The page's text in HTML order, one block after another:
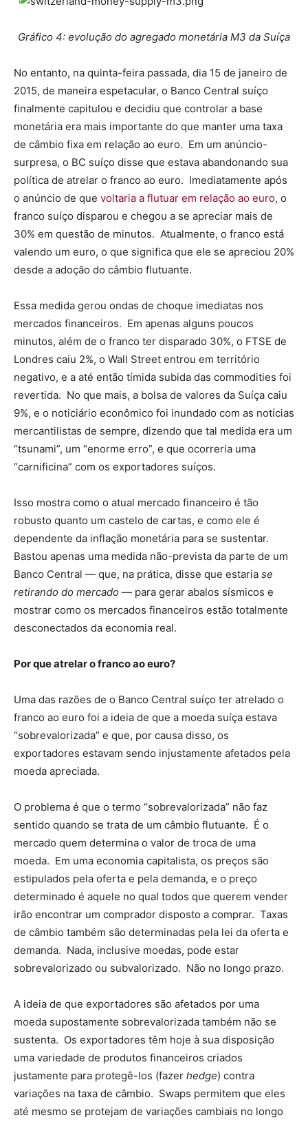
Gráfico 4: evolução do agregado monetária M3 da Suíça
No entanto, na quinta-feira passada, dia 15 de janeiro de
2015, de maneira espetacular, o Banco Central suíço
finalmente capitulou e decidiu que controlar a base
monetária era mais importante do que manter uma taxa
de câmbio fixa em relação ao euro. Em um anúncio-
surpresa, o BC suíço disse que estava abandonando sua
política de atrelar o franco ao euro. Imediatamente após
o anúncio de que voltaria a flutuar em relação ao euro, o
franco suíço disparou e chegou a se apreciar mais de
30% em questão de minutos. Atualmente, o franco está
valendo um euro, o que significa que ele se apreciou 20%
desde a adoção do câmbio flutuante.
Essa medida gerou ondas de choque imediatas nos
mercados financeiros. Em apenas alguns poucos
minutos, além de o franco ter disparado 30%, o FTSE de
Londres caiu 2%, o Wall Street entrou em território
negativo, e a até então tímida subida das commodities foi
revertida. No que mais, a bolsa de valores da Suíça caiu
9%, e o noticiário econômico foi inundado com as notícias
mercantilistas de sempre, dizendo que tal medida era um
“tsunami”, um “enorme erro”, e que ocorreria uma
“carnificina” com os exportadores suíços.
Isso mostra como o atual mercado financeiro é tão
robusto quanto um castelo de cartas, e como ele é
dependente da inflação monetária para se sustentar.
Bastou apenas uma medida não-prevista da parte de um
Banco Central — que, na prática, disse que estaria se
retirando do mercado — para gerar abalos sísmicos e
mostrar como os mercados financeiros estão totalmente
desconectados da economia real.
Por que atrelar o franco ao euro?
Uma das razões de o Banco Central suíço ter atrelado o
franco ao euro foi a ideia de que a moeda suíça estava
“sobrevalorizada” e que, por causa disso, os
exportadores estavam sendo injustamente afetados pela
moeda apreciada.
O problema é que o termo “sobrevalorizada” não faz
sentido quando se trata de um câmbio flutuante. É o
mercado quem determina o valor de troca de uma
moeda. Em uma economia capitalista, os preços são
estipulados pela oferta e pela demanda, e o preço
determinado é aquele no qual todos que querem vender
irão encontrar um comprador disposto a comprar. Taxas
de câmbio também são determinadas pela lei da oferta e
demanda. Nada, inclusive moedas, pode estar
sobrevalorizado ou subvalorizado. Não no longo prazo.
A ideia de que exportadores são afetados por uma
moeda supostamente sobrevalorizada também não se
sustenta. Os exportadores têm hoje à sua disposição
uma variedade de produtos financeiros criados
justamente para protegê-los (fazer hedge) contra
variações na taxa de câmbio. Swaps permitem que eles
até mesmo se protejam de variações cambiais no longo